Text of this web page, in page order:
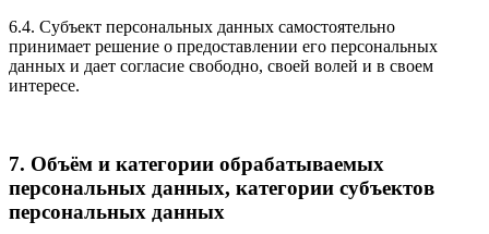
6.4. Субъект персональных данных самостоятельно
принимает решение о предоставлении его персональных
данных и дает согласие свободно, своей волей и в своем
интересе.
7. Объём и категории обрабатываемых
персональных данных, категории субъектов
персональных данных